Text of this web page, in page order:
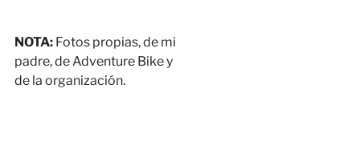
NOTA:Fotos propias, de mi
padre, de Adventure Bike y
de la organización.